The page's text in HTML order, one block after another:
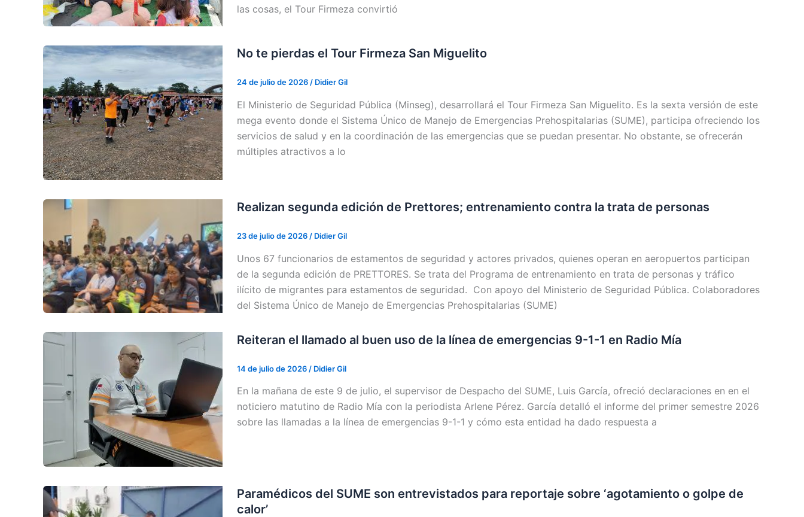
las cosas, el Tour Firmeza convirtió
No te pierdas el Tour Firmeza San Miguelito
24 de julio de 2026 / Didier Gil
El Ministerio de Seguridad Pública (Minseg), desarrollará el Tour Firmeza San Miguelito. Es la sexta versión de este
mega evento donde el Sistema Único de Manejo de Emergencias Prehospitalarias (SUME), participa ofreciendo los
servicios de salud y en la coordinación de las emergencias que se puedan presentar. No obstante, se ofrecerán
múltiples atractivos a lo
Realizan segunda edición de Prettores; entrenamiento contra la trata de personas
23 de julio de 2026 / Didier Gil
Unos 67 funcionarios de estamentos de seguridad y actores privados, quienes operan en aeropuertos participan
de la segunda edición de PRETTORES. Se trata del Programa de entrenamiento en trata de personas y tráfico
ilícito de migrantes para estamentos de seguridad. Con apoyo del Ministerio de Seguridad Pública. Colaboradores
del Sistema Único de Manejo de Emergencias Prehospitalarias (SUME)
Reiteran el llamado al buen uso de la línea de emergencias 9-1-1 en Radio Mía
14 de julio de 2026 / Didier Gil
En la mañana de este 9 de julio, el supervisor de Despacho del SUME, Luis García, ofreció declaraciones en en el
noticiero matutino de Radio Mía con la periodista Arlene Pérez. García detalló el informe del primer semestre 2026
sobre las llamadas a la línea de emergencias 9-1-1 y cómo esta entidad ha dado respuesta a
Paramédicos del SUME son entrevistados para reportaje sobre ‘agotamiento o golpe de
calor’